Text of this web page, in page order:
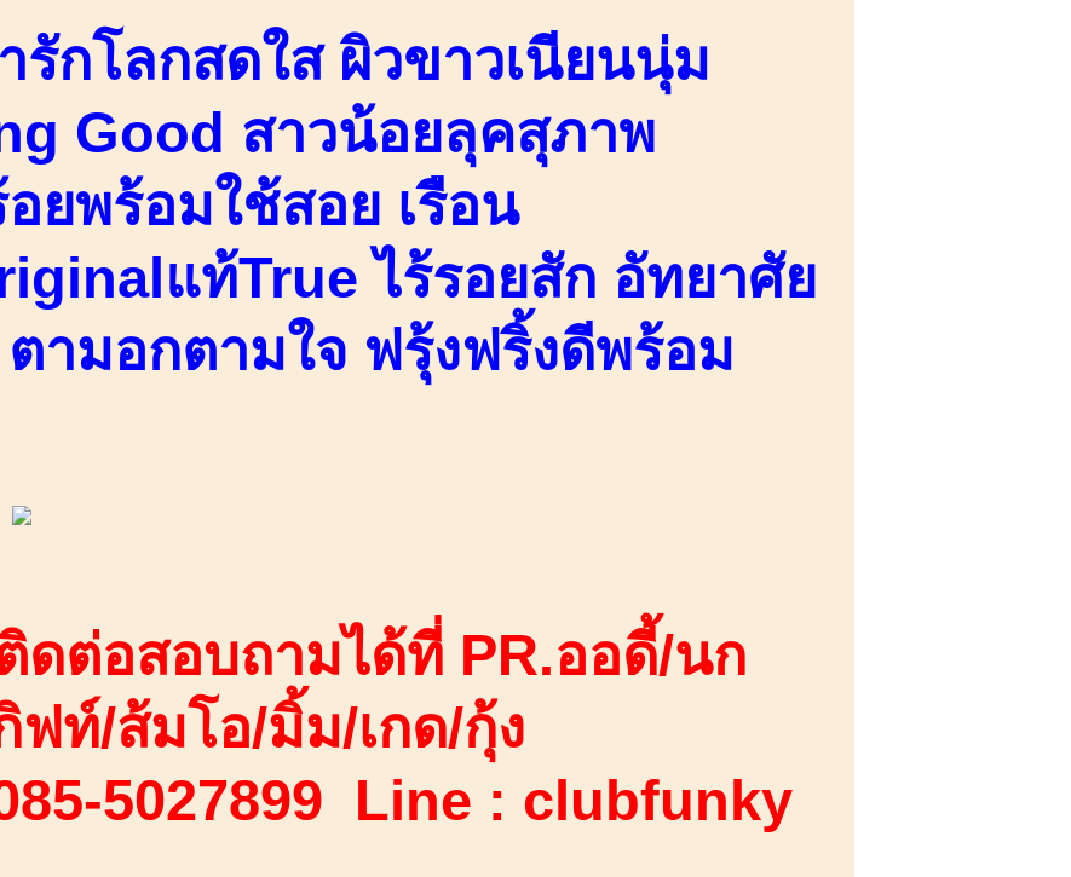
รักโลกสดใส ผิวขาวเนียนนุ่ม
Good สาวน้อยลุคสุภาพ
อยพร้อมใช้สอย เรือน
แท้True ไร้รอยสัก อัทยาศัย
ามอกตามใจ ฟรุ้งฟริ้งดีพร้อม
ดต่อสอบถามได้ที่ PR.ออดี้/นก
ฟท์/ส้มโอ/มิ้ม/เกด/กุ้ง
5027899 Line : clubfunky